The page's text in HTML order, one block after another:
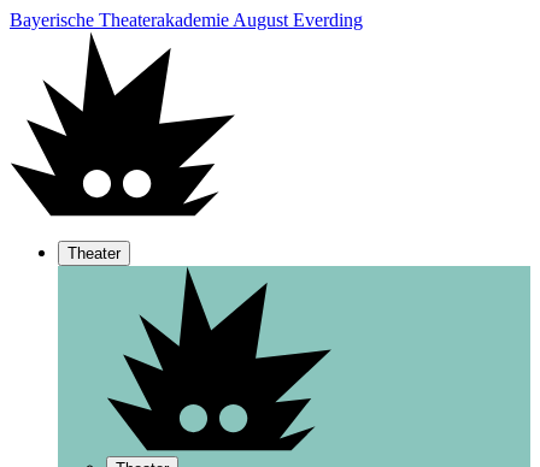
Bayerische Theaterakademie August Everding
Theater